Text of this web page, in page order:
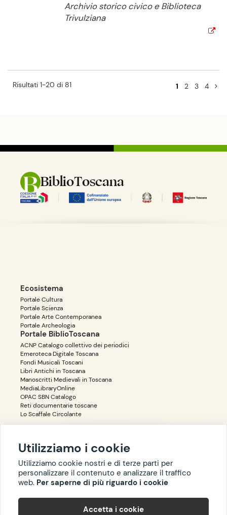
Archivio storico civico e Biblioteca
Trivulziana
Risultati 1-20 di 81 1 2 3 4
BiblioToscana
Ecosistema
Portale Cultura
Portale Scienza
Portale Arte Contemporanea
Portale Archeologia
Portale BiblioToscana
ACNP Catalogo collettivo dei periodici
Emeroteca Digitale Toscana
Fondi Musicali Toscani
Libri Antichi in Toscana
Manoscritti Medievali in Toscana
MediaLibraryOnline
OPAC SBN Catalogo
Reti documentarie toscane
Lo Scaffale Circolante
Accessibilità Privacy
BIBLIOTOSCANA: tutti i diritti riservati quanto ai dati
Utilizziamo i cookie
Utilizziamo cookie nostri e di terze parti per
personalizzare il contenuto e analizzare il traffico
web. Per saperne di più riguardo i cookie
Accetta i cookie